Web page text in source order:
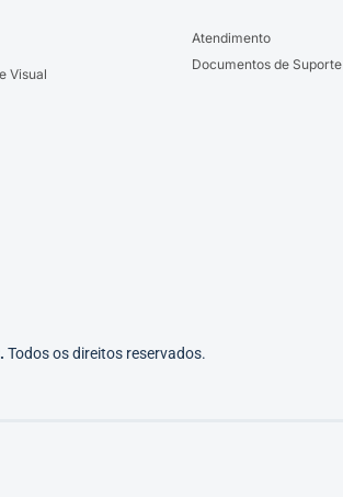
Visual
Atendimento
Documentos de Suporte
Todos os direitos reservados.